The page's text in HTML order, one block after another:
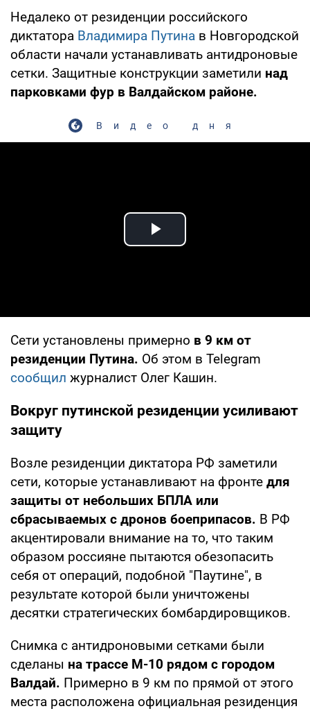
Недалеко от резиденции российского
диктатора Владимира Путина в Новгородской
области начали устанавливать антидроновые
сетки. Защитные конструкции заметили над
парковками фур в Валдайском районе.
Видео дня
Play Video
Сети установлены примерно в 9 км от
резиденции Путина. Об этом в Telegram
сообщил журналист Олег Кашин.
Вокруг путинской резиденции усиливают
защиту
Возле резиденции диктатора РФ заметили
сети, которые устанавливают на фронте для
защиты от небольших БПЛА или
сбрасываемых с дронов боеприпасов. В РФ
акцентировали внимание на то, что таким
образом россияне пытаются обезопасить
себя от операций, подобной "Паутине", в
результате которой были уничтожены
десятки стратегических бомбардировщиков.
Снимка с антидроновыми сетками были
сделаны на трассе М-10 рядом с городом
Валдай. Примерно в 9 км по прямой от этого
места расположена официальная резиденция